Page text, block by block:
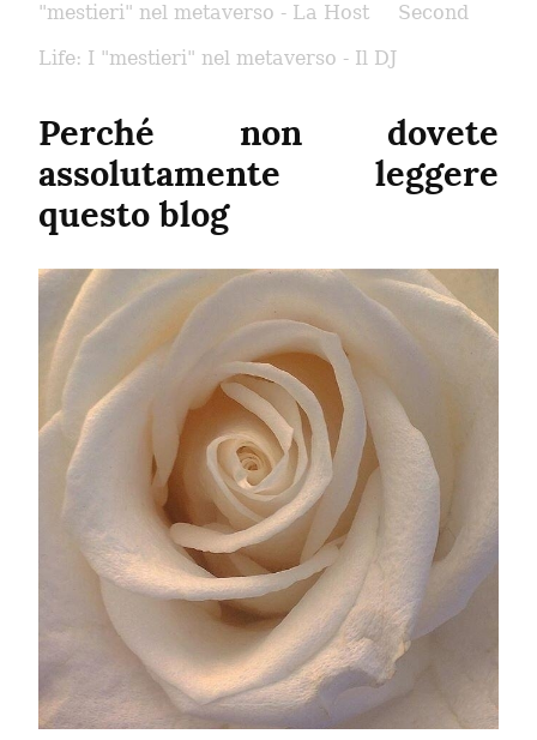
"mestieri" nel metaverso - La Host
Second
Life: I "mestieri" nel metaverso - Il DJ
Perché non dovete
assolutamente leggere
questo blog